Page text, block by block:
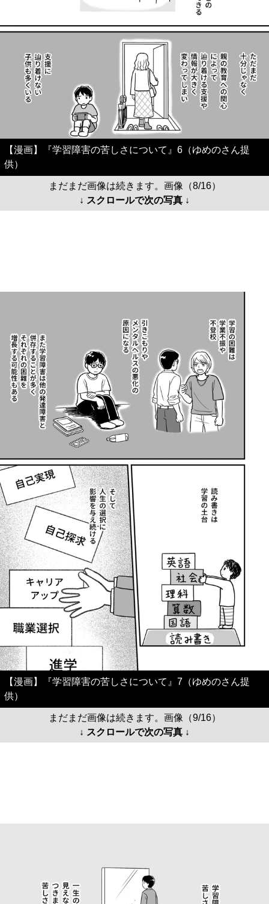
【漫画】『学習障害の苦しさについて』6（ゆめのさん提
供）
まだまだ画像は続きます。画像（8/16）
↓ スクロールで次の写真 ↓
【漫画】『学習障害の苦しさについて』7（ゆめのさん提
供）
まだまだ画像は続きます。画像（9/16）
↓ スクロールで次の写真 ↓